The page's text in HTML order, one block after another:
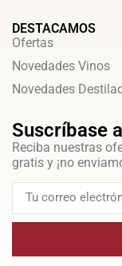
DESTACAMOS
Ofertas
Novedades Vinos
Novedades
Suscríbase
Reciba nuestras
gratis y ¡no